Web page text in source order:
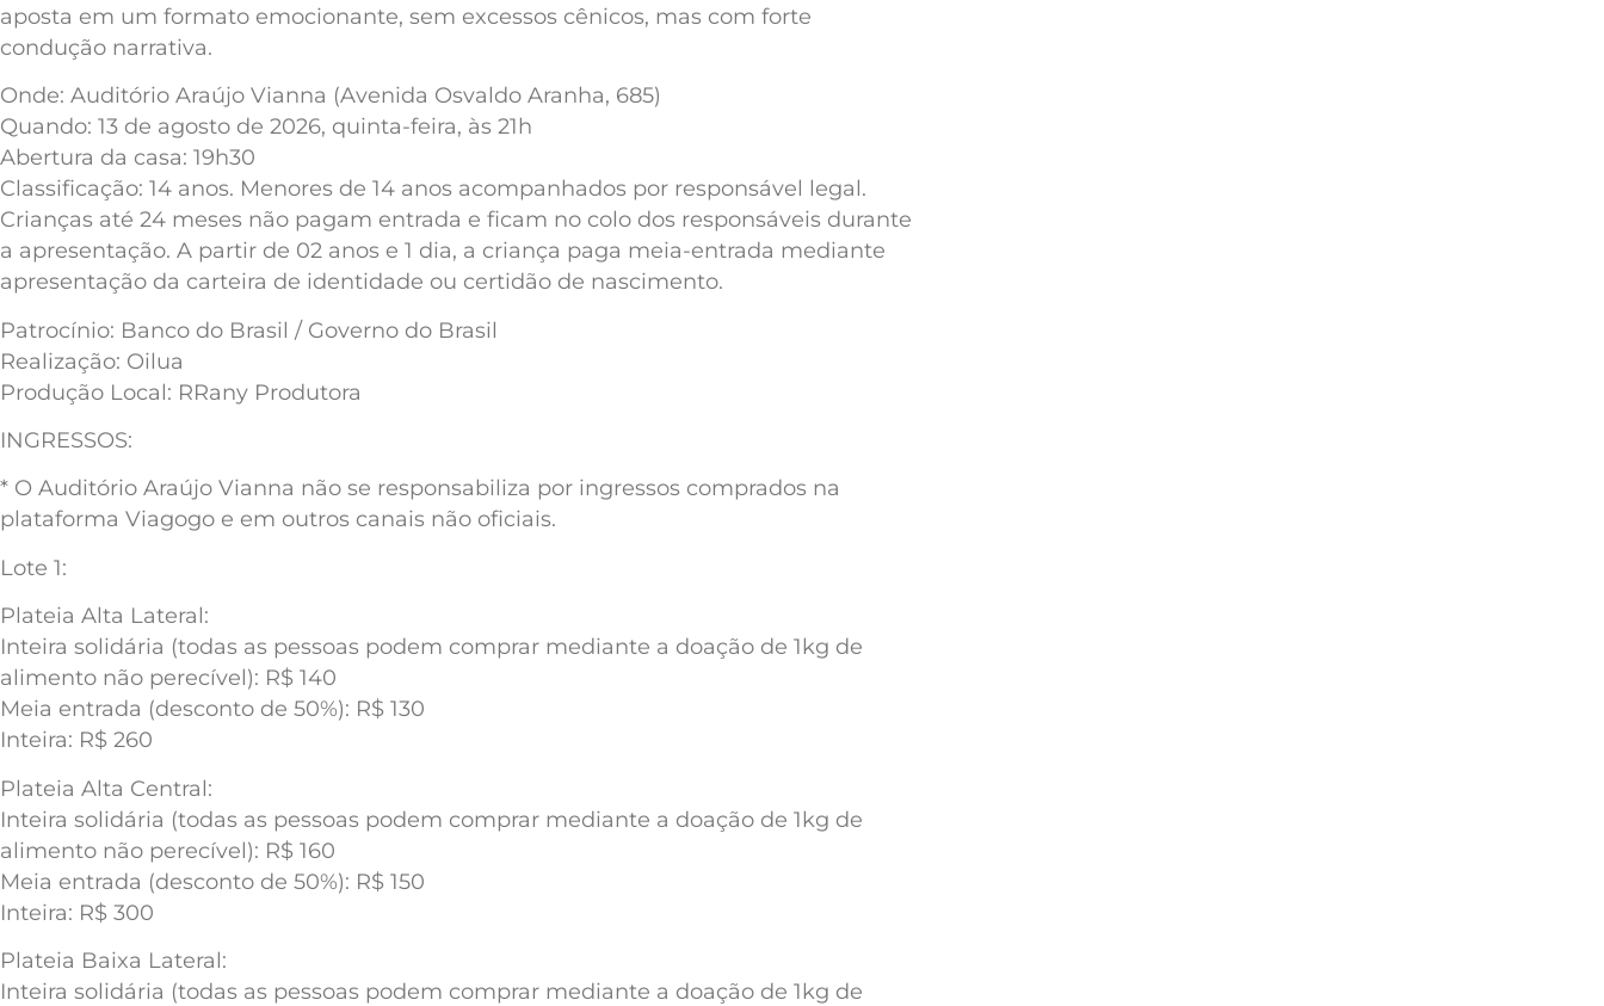
aposta em um formato emocionante, sem excessos cênicos, mas com forte
condução narrativa.
Onde: Auditório Araújo Vianna (Avenida Osvaldo Aranha, 685)
Quando: 13 de agosto de 2026, quinta-feira, às 21h
Abertura da casa: 19h30
Classificação: 14 anos. Menores de 14 anos acompanhados por responsável legal.
Crianças até 24 meses não pagam entrada e ficam no colo dos responsáveis durante
a apresentação. A partir de 02 anos e 1 dia, a criança paga meia-entrada mediante
apresentação da carteira de identidade ou certidão de nascimento.
Patrocínio: Banco do Brasil / Governo do Brasil
Realização: Oilua
Produção Local: RRany Produtora
INGRESSOS:
* O Auditório Araújo Vianna não se responsabiliza por ingressos comprados na
plataforma Viagogo e em outros canais não oficiais.
Lote 1:
Plateia Alta Lateral:
Inteira solidária (todas as pessoas podem comprar mediante a doação de 1kg de
alimento não perecível): R$ 140
Meia entrada (desconto de 50%): R$ 130
Inteira: R$ 260
Plateia Alta Central:
Inteira solidária (todas as pessoas podem comprar mediante a doação de 1kg de
alimento não perecível): R$ 160
Meia entrada (desconto de 50%): R$ 150
Inteira: R$ 300
Plateia Baixa Lateral:
Inteira solidária (todas as pessoas podem comprar mediante a doação de 1kg de